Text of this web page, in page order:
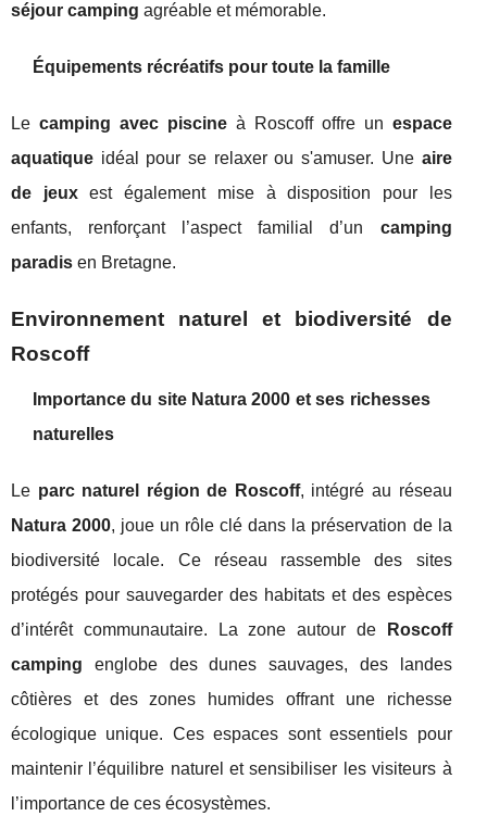
séjour camping agréable et mémorable.
Équipements récréatifs pour toute la famille
Le camping avec piscineà Roscoff offre un espace
aquatique idéal pour se relaxer ou s'amuser. Une aire
de jeuxest également mise à disposition pour les
enfants, renforçant l’aspect familial d’un camping
paradis en Bretagne.
Environnement naturel et biodiversité de
Roscoff
Importance du site Natura 2000 et ses richesses
naturelles
Le parc naturel région de Roscoff, intégré au réseau
Natura 2000, joue un rôle clé dans la préservation de la
biodiversité locale. Ce réseau rassemble des sites
protégés pour sauvegarder des habitats et des espèces
d’intérêt communautaire. La zone autour de
Roscoff
camping englobe des dunes sauvages, des landes
côtières et des zones humides offrant une richesse
écologique unique. Ces espaces sont essentiels pour
maintenir l’équilibre naturel et sensibiliser les visiteurs à
l’importance de ces écosystèmes.